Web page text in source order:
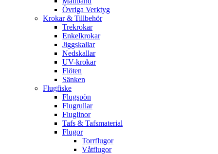
Övriga Verktyg
Krokar & Tillbehör
Trekrokar
Enkelkrokar
Jiggskallar
Nedskallar
UV-krokar
Flöten
Sänken
Flugfiske
Flugspön
Flugrullar
Fluglinor
Tafs & Tafsmaterial
Flugor
Torrflugor
Våtflugor